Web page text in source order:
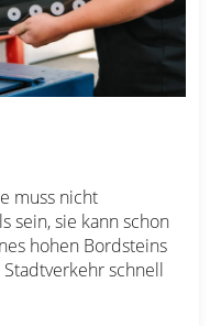
muss nicht
sein, sie kann schon
hohen Bordsteins
schnell